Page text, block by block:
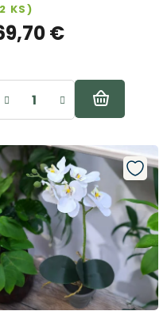
KS)
€